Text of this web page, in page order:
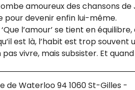
amou­reux des chan­sons de
pour deve­nir enfin lui-même.
l’amour’ se tient en
est là, l’ha­bit est trop sou­vent
vivre, mais sub­sis­ter. Et quand
de Waterloo 94 1060 St-Gilles -